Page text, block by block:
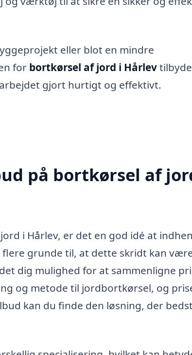
eller blot en mindre
for bortkørsel af jord i Hårlev
gjort hurtigt og effektivt.
på bortkørsel af
i Hårlev, er det en god idé at
grunde til, at dette skridt kan
dig mulighed for at sammenligne
og metode til jordbortkørsel, og
kan du finde den løsning, der bedst